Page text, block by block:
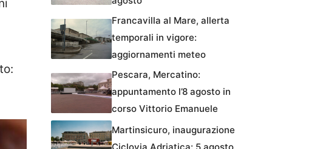
Francavilla al Mare, allerta
temporali in vigore:
aggiornamenti meteo
Pescara, Mercatino:
appuntamento l’8 agosto in
corso Vittorio Emanuele
Martinsicuro, inaugurazione